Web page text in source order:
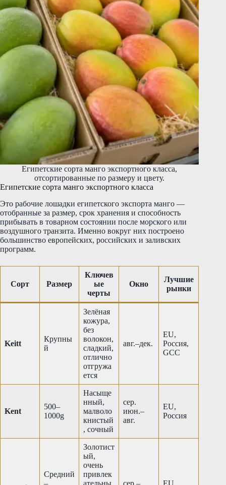
Египетские сорта манго экспортного класса,
отсортированные по размеру и цвету.
Египетские сорта манго экспортного класса
Это рабочие лошадки египетского экспорта манго —
отобранные за размер, срок хранения и способность
прибывать в товарном состоянии после морского или
воздушного транзита. Именно вокруг них построено
большинство европейских, российских и заливских
программ.
Сорт Размер
Ключев
ые
черты
Окно
Лучшие
рынки
Keitt
Крупны
й
Зелёная
кожура,
без
волокон,
сладкий,
отлично
отгружа
ется
авг.–дек.
EU,
Россия,
GCC
Kent
500–
1000g
Насыще
нный,
малволо
книстый
, сочный
сер.
июн.–
авг.
EU,
Россия
Средний
–
Золотист
ый,
очень
привлек
ательны
сер.– EU,